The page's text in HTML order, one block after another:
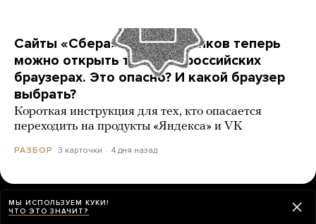
Сайты «Сбера» и других банков теперь
можно открыть только в российских
браузерах. Это опасно? И какой браузер
выбрать?
Короткая инструкция для тех, кто опасается
переходить на продукты «Яндекса» и VK
РАЗБОР 3 карточки 4 дня назад
МЫ ИСПОЛЬЗУЕМ КУКИ!
ЧТО ЭТО ЗНАЧИТ?